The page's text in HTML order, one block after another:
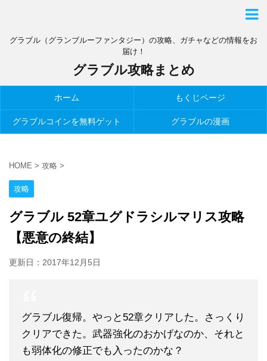
グラブル（グランブルーファンタジー）の攻略、ガチャなどの情報をお
届け！
グラブル攻略まとめ
ホーム もくじページ
グラブルコインを無料ゲット グラブルの漫画
HOME > 攻略 >
攻略
グラブル 52章ユグドラシルマリス攻略
【悪意の終結】
更新日： 2017年12月5日
グラブル復帰。やっと52章クリアした。さっくり
クリアできた。武器強化のおかげなのか、それと
も弱体化の修正でも入ったのかな？